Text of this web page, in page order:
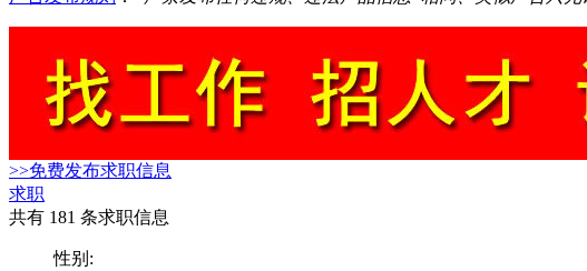
>>免费发布求职信息
求职
共有 181 条求职信息
性别: